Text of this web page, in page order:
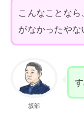
こんなことな
がなかったやな
坂部